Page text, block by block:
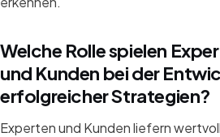
Welche Rolle spielen
und Kunden bei der
erfolgreicher Strategien?
Experten und Kunden liefern